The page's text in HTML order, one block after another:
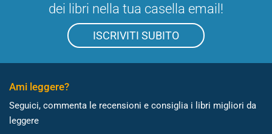
dei libri nella tua casella email!
ISCRIVITI SUBITO
Ami leggere?
Seguici, commenta le recensioni e consiglia i libri migliori da
leggere